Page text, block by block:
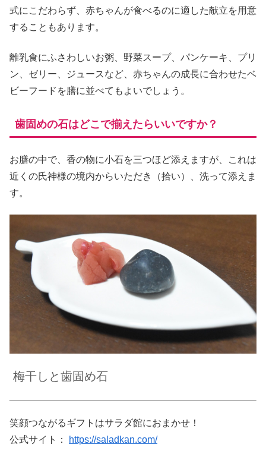
式にこだわらず、赤ちゃんが食べるのに適した献立を用意
することもあります。
離乳食にふさわしいお粥、野菜スープ、パンケーキ、プリ
ン、ゼリー、ジュースなど、赤ちゃんの成長に合わせたベ
ビーフードを膳に並べてもよいでしょう。
歯固めの石はどこで揃えたらいいですか？
お膳の中で、香の物に小石を三つほど添えますが、これは
近くの氏神様の境内からいただき（拾い）、洗って添えま
す。
梅干しと歯固め石
笑顔つながるギフトはサラダ館におまかせ！
公式サイト：
https://saladkan.com/